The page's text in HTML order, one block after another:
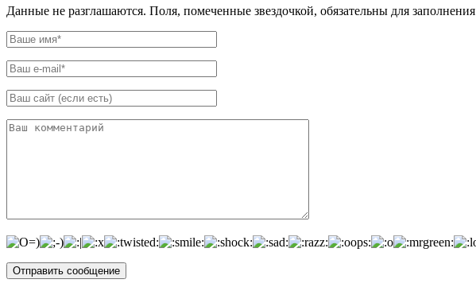
Данные не разглашаются. Поля, помеченные звездочкой, обязательны для заполнения